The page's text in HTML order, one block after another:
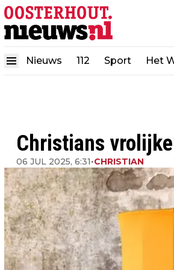
Nieuws 112 Sport Het
Christians
06 JUL 2025, 6:31•CHRISTIAN